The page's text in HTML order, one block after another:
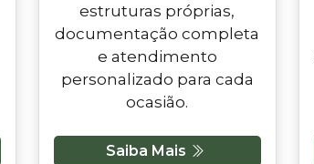
estruturas próprias,
documentação completa
e atendimento
personalizado para cada
ocasião.
Saiba Mais